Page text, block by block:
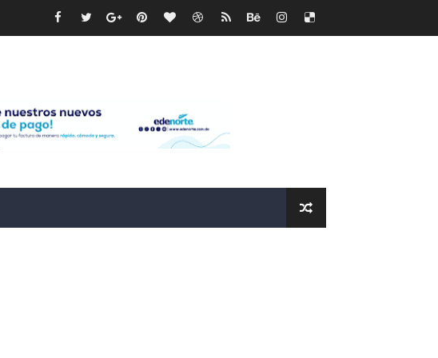
de RD$118 millones y modernización total de la red en